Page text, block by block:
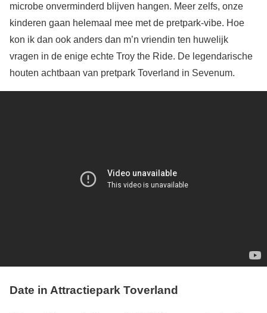
microbe onverminderd blijven hangen. Meer zelfs, onze
kinderen gaan helemaal mee met de pretpark-vibe. Hoe
kon ik dan ook anders dan m’n vriendin ten huwelijk
vragen in de enige echte Troy the Ride. De legendarische
houten achtbaan van pretpark Toverland in Sevenum.
Date in Attractiepark Toverland